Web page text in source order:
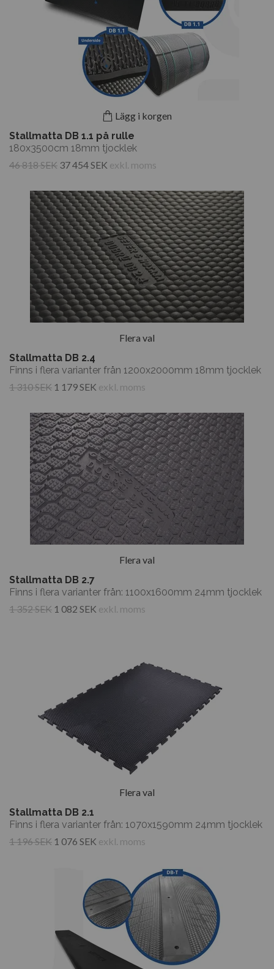
Lägg i korgen
Stallmatta DB 1.1 på rulle
180x3500cm 18mm tjocklek
46 818 SEK 37 454 SEK exkl. moms
Flera val
Stallmatta DB 2.4
Finns i flera varianter från 1200x2000mm 18mm tjocklek
1 310 SEK 1 179 SEK exkl. moms
Flera val
Stallmatta DB 2.7
Finns i flera varianter från: 1100x1600mm 24mm tjocklek
1 352 SEK 1 082 SEK exkl. moms
Flera val
Stallmatta DB 2.1
Finns i flera varianter från: 1070x1590mm 24mm tjocklek
1 196 SEK 1 076 SEK exkl. moms